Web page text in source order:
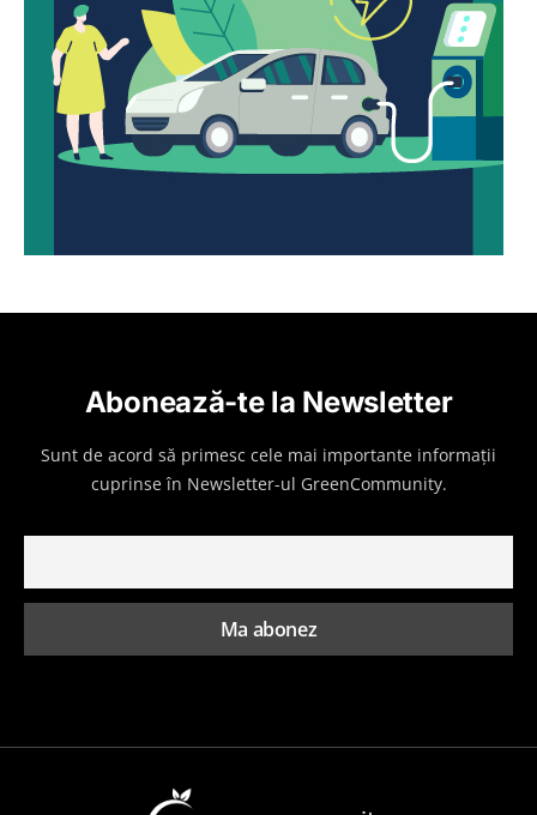
Abonează-te la Newsletter
Sunt de acord să primesc cele mai importante informații
cuprinse în Newsletter-ul GreenCommunity.